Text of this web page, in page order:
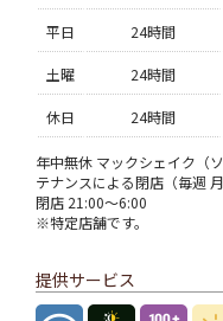
平日 24時間
土曜 24時間
休日 24時間
年中無休 マックシェイク（
テナンスによる閉店（毎週
閉店 21:00～6:00
※特定店舗です。
提供サービス